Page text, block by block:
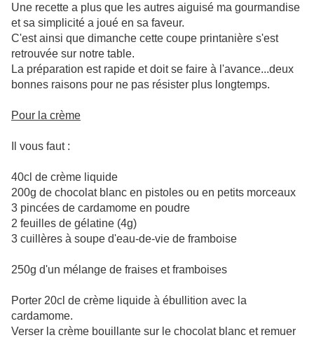
Une recette a plus que les autres aiguisé ma gourmandise
et sa simplicité a joué en sa faveur.
C'est ainsi que dimanche cette coupe printanière s'est
retrouvée sur notre table.
La préparation est rapide et doit se faire à l'avance...deux
bonnes raisons pour ne pas résister plus longtemps.
Pour la crème
Il vous faut :
40cl de crème liquide
200g de chocolat blanc en pistoles ou en petits morceaux
3 pincées de cardamome en poudre
2 feuilles de gélatine (4g)
3 cuillères à soupe d'eau-de-vie de framboise
250g d'un mélange de fraises et framboises
Porter 20cl de crème liquide à ébullition avec la
cardamome.
Verser la crème bouillante sur le chocolat blanc et remuer